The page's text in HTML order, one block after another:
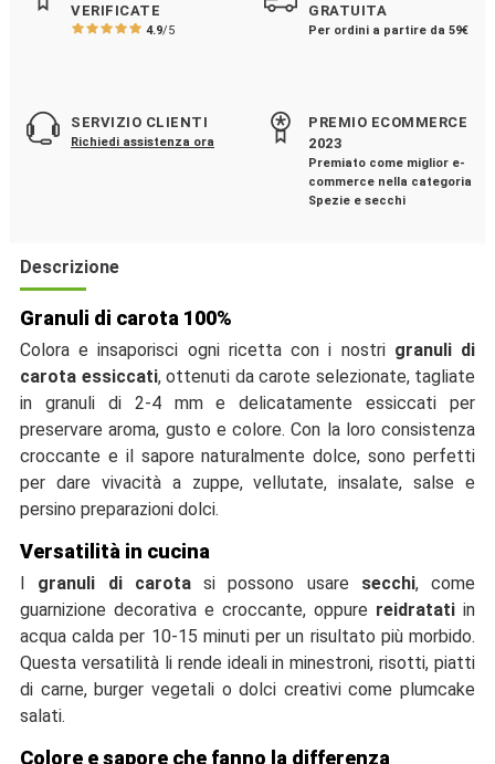
VERIFICATE
4.9/5
GRATUITA
Per ordini a partire da 59€
SERVIZIO CLIENTI
Richiedi assistenza ora
PREMIO ECOMMERCE
2023
Premiato come miglior e-
commerce nella categoria
Spezie e secchi
Descrizione
Granuli di carota 100%
Colora e insaporisci ogni ricetta con i nostri granuli di
carota essiccati, ottenuti da carote selezionate, tagliate
in granuli di 2-4 mm e delicatamente essiccati per
preservare aroma, gusto e colore. Con la loro consistenza
croccante e il sapore naturalmente dolce, sono perfetti
per dare vivacità a zuppe, vellutate, insalate, salse e
persino preparazioni dolci.
Versatilità in cucina
granuli di carotasi possono usare secchi, come
guarnizione decorativa e croccante, oppure reidratati in
acqua calda per 10-15 minuti per un risultato più morbido.
Questa versatilità li rende ideali in minestroni, risotti, piatti
di carne, burger vegetali o dolci creativi come plumcake
salati.
Colore e sapore che fanno la differenza